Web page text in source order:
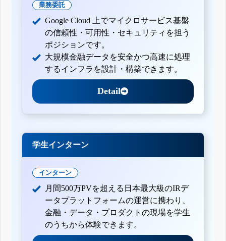
業務委託
Google Cloud 上でマイクロサービス基盤
の信頼性・可用性・セキュリティを担う
ポジションです。
大規模金融データを安全かつ高速に処理
するインフラを設計・構築できます。
Detail
学生インターン
インターン
月間500万PVを超える日本最大級のIRデ
ータプラットフォームの運営に携わり、
金融・データ・プロダクトの現場を学生
のうちから体験できます。